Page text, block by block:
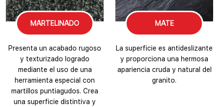
MARTELINADO
Presenta un acabado rugoso
y texturizado logrado
mediante el uso de una
herramienta especial con
martillos puntiagudos. Crea
una superficie distintiva y
MATE
La superficie es antideslizante
y proporciona una hermosa
apariencia cruda y natural del
granito.